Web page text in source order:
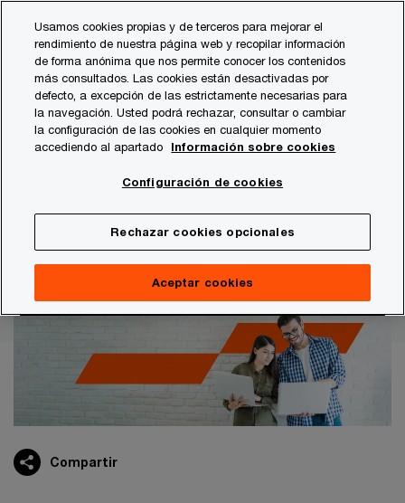
content
footer
Fundación PwC
Un termómetro para medir la situación actual y la
evolución de los jóvenes en España
Indicador Sintético de la
Juventud
Compartir
Usamos cookies propias y de terceros para mejorar el
rendimiento de nuestra página web y recopilar información
de forma anónima que nos permite conocer los contenidos
más consultados. Las cookies están desactivadas por
defecto, a excepción de las estrictamente necesarias para
la navegación. Usted podrá rechazar, consultar o cambiar
la configuración de las cookies en cualquier momento
accediendo al apartado
Información sobre cookies
Configuración de cookies
Rechazar cookies opcionales
Aceptar cookies